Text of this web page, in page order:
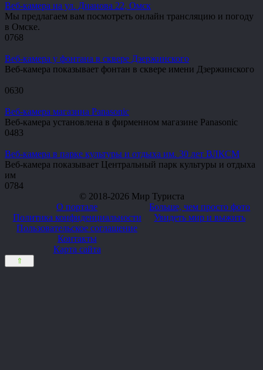
Веб-камера на ул. Дианова 22, Омск
Мы предлагаем вам посмотреть онлайн трансляцию и погоду
в Омске.
0768
Веб-камера у фонтана в сквере Дзержинского
Веб-камера показывает фонтан в сквере имени Дзержинского
0630
Веб-камера магазина Panasonic
Веб-камера установлена в фирменном магазине Panasonic
0483
Веб-камера в парке культуры и отдыха им. 30 лет ВЛКСМ
Веб-камера показывает Центральный парк культуры и отдыха
им
0784
© 2018-2026 Мир Туриста
О портале
Политика конфиденциальности
Пользовательское соглашение
Контакты
Карта сайта
Больше, чем просто фото
Увидеть мир и выжить